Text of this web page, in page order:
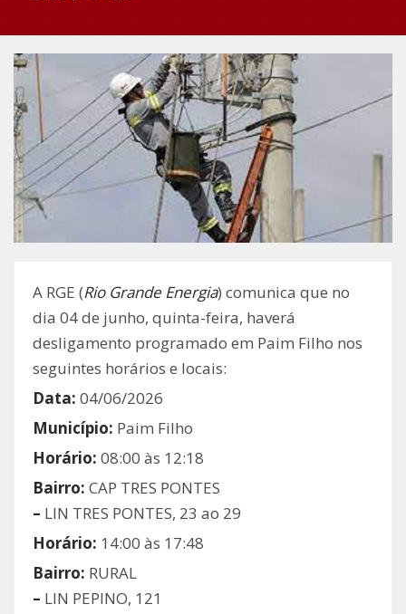
A RGE (Rio Grande Energia) comunica que no
dia 04 de junho, quinta-feira, haverá
desligamento programado em Paim Filho nos
seguintes horários e locais:
Data: 04/06/2026
Município: Paim Filho
Horário: 08:00 às 12:18
Bairro: CAP TRES PONTES
– LIN TRES PONTES, 23 ao 29
Horário: 14:00 às 17:48
Bairro: RURAL
– LIN PEPINO, 121